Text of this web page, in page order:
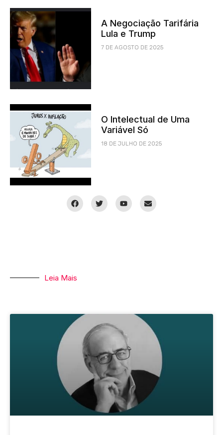
A Negociação Tarifária
Lula e Trump
7 DE AGOSTO DE 2025
O Intelectual de Uma
Variável Só
18 DE JULHO DE 2025
Leia Mais